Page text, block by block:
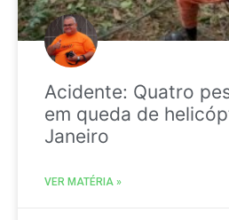
Acidente: Quatro
em queda de
Janeiro
VER MATÉRIA »